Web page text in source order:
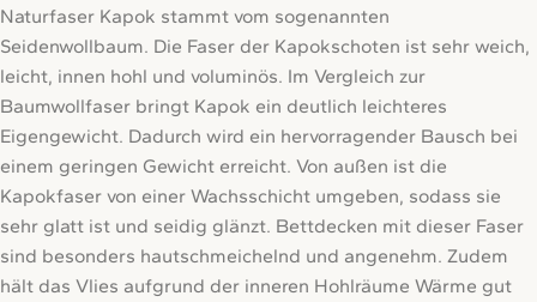
Naturfaser Kapok stammt vom sogenannten
Seidenwollbaum. Die Faser der Kapokschoten ist sehr weich,
leicht, innen hohl und voluminös. Im Vergleich zur
Baumwollfaser bringt Kapok ein deutlich leichteres
Eigengewicht. Dadurch wird ein hervorragender Bausch bei
einem geringen Gewicht erreicht. Von außen ist die
Kapokfaser von einer Wachsschicht umgeben, sodass sie
sehr glatt ist und seidig glänzt. Bettdecken mit dieser Faser
sind besonders hautschmeichelnd und angenehm. Zudem
hält das Vlies aufgrund der inneren Hohlräume Wärme gut